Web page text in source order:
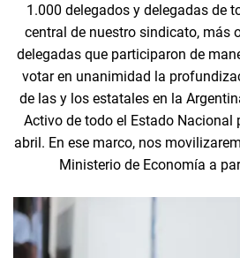
1.000 delegados y delegadas de
central de nuestro sindicato, más
delegadas que participaron de
votar en unanimidad la
de las y los estatales en la
Activo de todo el Estado Nacional
abril. En ese marco, nos
Ministerio de Economía a